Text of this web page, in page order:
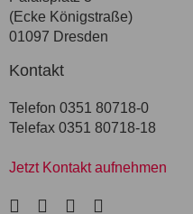
(Ecke Königstraße)
01097 Dresden
Kontakt
Telefon 0351 80718-0
Telefax 0351 80718-18
Jetzt Kontakt aufnehmen
LinkedInFacebookInstagram